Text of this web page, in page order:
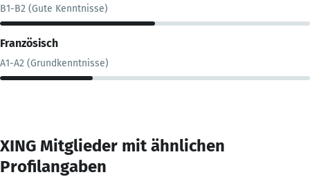
B1-B2 (Gute Kenntnisse)
Französisch
A1-A2 (Grundkenntnisse)
XING Mitglieder mit ähnlichen
Profilangaben